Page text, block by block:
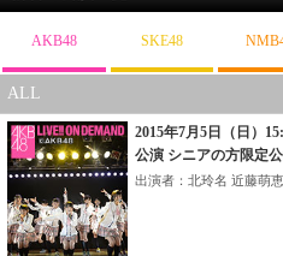
AKB48 SKE48
ALL
2015年7月5日（日）
公演 シニアの方限定
出演者：北玲名 近藤萌恵